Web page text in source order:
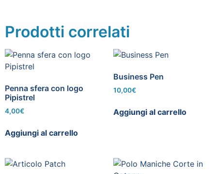
Prodotti correlati
Penna sfera con logo
Pipistrel
4,00€
Aggiungi al carrello
Business Pen
10,00€
Aggiungi al carrello